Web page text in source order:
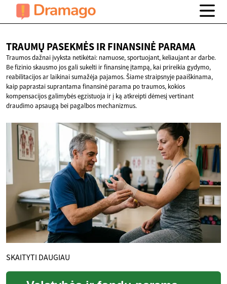
TRAUMŲ PASEKMĖS IRFINANSINĖ PARAMA
Traumos dažnai įvyksta netikėtai: namuose, sportuojant, keliaujant ar darbe.
Be fizinio skausmo jos gali sukelti ir finansinę įtampą, kai prireikia gydymo,
reabilitacijos ar laikinai sumažėja pajamos. Šiame straipsnyje paaiškinama,
kaip paprastai suprantama finansinė parama po traumos, kokios
kompensacijos galimybės egzistuoja ir į ką atkreipti dėmesį vertinant
draudimo apsaugą bei pagalbos mechanizmus.
SKAITYTI DAUGIAU